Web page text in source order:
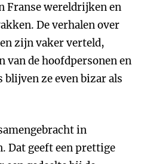
Franse wereldrijken en
De verhalen over
zijn vaker verteld,
van de hoofdpersonen en
ze even bizar als
in
Dat geeft een prettige